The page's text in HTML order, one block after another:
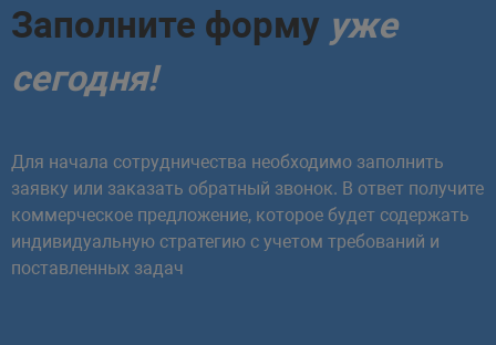
Заполните форму уже
сегодня!
Для начала сотрудничества необходимо заполнить
заявку или заказать обратный звонок. В ответ получите
коммерческое предложение, которое будет содержать
индивидуальную стратегию с учетом требований и
поставленных задач